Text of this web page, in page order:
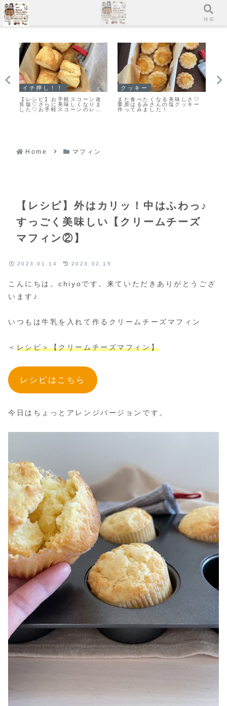
イチ押し！！
【レシピ】お手軽スコーン改
良版♡さらに美味しくなりま
した♡お手軽スコーンのレシ
ピだよ！
クッキー
また食べたくなる美味しさ♡
栗原はるみさんの塩クッキー
作ってみました！
Home マフィン
【レシピ】外はカリッ！中はふわっ♪
すっごく美味しい【クリームチーズ
マフィン②】
2023.01.14 2023.02.15
こんにちは。chiyoです。来ていただきありがとうござ
います♪
いつもは牛乳を入れて作るクリームチーズマフィン
＜ レシピ＞【クリームチーズマフィン】
レシピはこちら
今日はちょっとアレンジバージョンです。
メニュー 検索